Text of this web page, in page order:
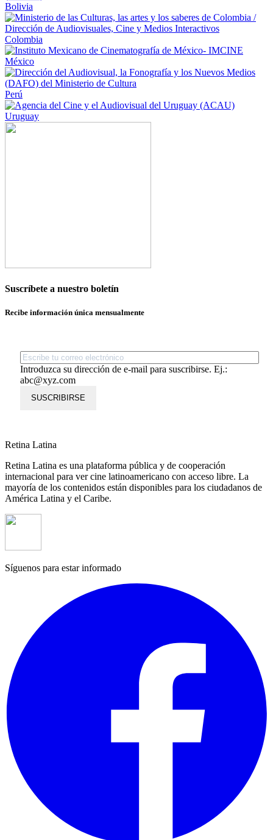
Bolivia
Colombia
México
Perú
Uruguay
Suscríbete a nuestro boletín
Recibe información única mensualmente
Introduzca su dirección de e-mail para suscribirse. Ej.:
abc@xyz.com
SUSCRIBIRSE
Retina Latina
Retina Latina es una plataforma pública y de cooperación
internacional para ver cine latinoamericano con acceso libre. La
mayoría de los contenidos están disponibles para los ciudadanos de
América Latina y el Caribe.
Síguenos para estar informado